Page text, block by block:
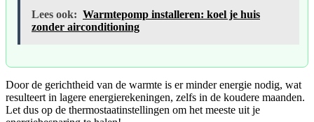
Lees ook: Warmtepomp installeren: koel je huis
zonder airconditioning
Door de gerichtheid van de warmte is er minder energie nodig, wat
resulteert in lagere energierekeningen, zelfs in de koudere maanden.
Let dus op de thermostaatinstellingen om het meeste uit je